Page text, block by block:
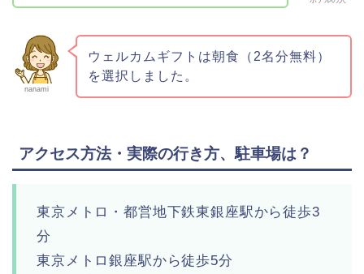
nanami
ウェルカムギフトは朝食（2名分無料）
を選択しました。
アクセス方法・実際の行き方、駐車場は？
東京メトロ・都営地下鉄東銀座駅から徒歩3
分
東京メトロ銀座駅から徒歩5分